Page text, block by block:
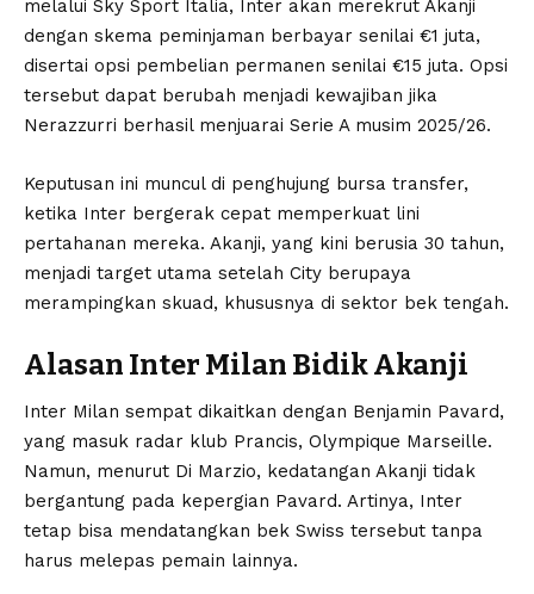
melalui Sky Sport Italia, Inter akan merekrut Akanji
dengan skema peminjaman berbayar senilai €1 juta,
disertai opsi pembelian permanen senilai €15 juta. Opsi
tersebut dapat berubah menjadi kewajiban jika
Nerazzurri berhasil menjuarai Serie A musim 2025/26.
Keputusan ini muncul di penghujung bursa transfer,
ketika Inter bergerak cepat memperkuat lini
pertahanan mereka. Akanji, yang kini berusia 30 tahun,
menjadi target utama setelah City berupaya
merampingkan skuad, khususnya di sektor bek tengah.
Alasan Inter Milan Bidik Akanji
Inter Milan sempat dikaitkan dengan Benjamin Pavard,
yang masuk radar klub Prancis, Olympique Marseille.
Namun, menurut Di Marzio, kedatangan Akanji tidak
bergantung pada kepergian Pavard. Artinya, Inter
tetap bisa mendatangkan bek Swiss tersebut tanpa
harus melepas pemain lainnya.